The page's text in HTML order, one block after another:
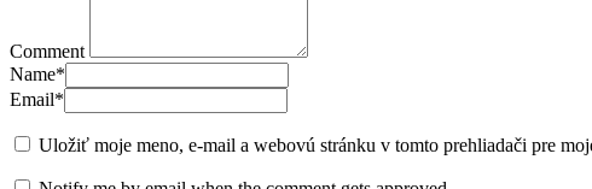
Comment
Name*
Email*
Uložiť moje meno, e-mail a webovú stránku v tomto prehliadači pre